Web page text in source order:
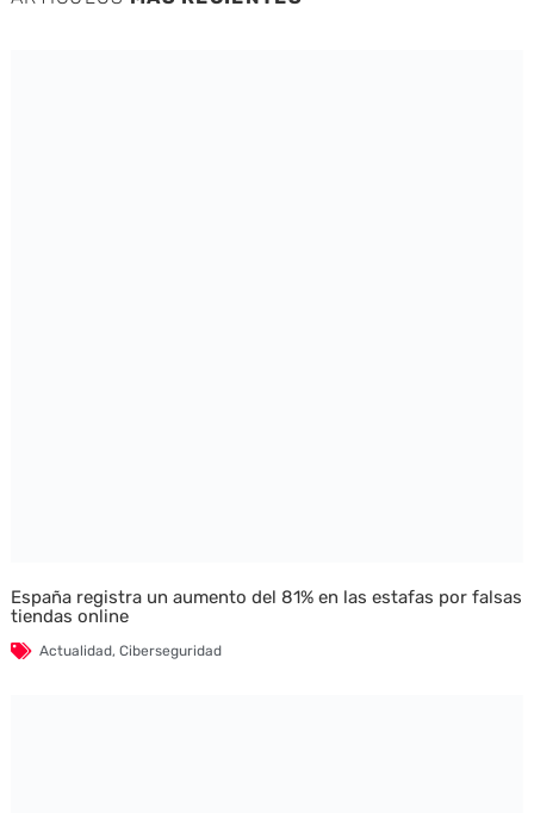
España registra un aumento del 81% en las estafas por falsas
tiendas online
Actualidad, Ciberseguridad